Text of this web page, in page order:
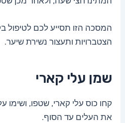
המסכה הזו תסייע לכם
הצטברויות ותעצור נשירת שיער.
שמן עלי קארי
קחו כוס עלי קארי, שטפו, ושימו
את העלים עד הסוף.